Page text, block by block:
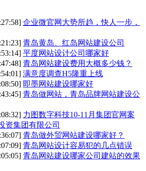
企业微官网大势所趋，快人一步，
青岛黄岛、红岛网站建设公司
平度网站设计公司哪家好
青岛网站建设费用大概多少钱？
满意度调查H5隆重上线
即墨网站建设哪家好
青岛做网站，青岛品牌网站建设公
力图数字科技10-11月集团官网案
资集团有限公司
青岛做外贸网站建设哪家好？
青岛网站设计容易犯的几点错误
青岛网站建设哪家公司建站的效果